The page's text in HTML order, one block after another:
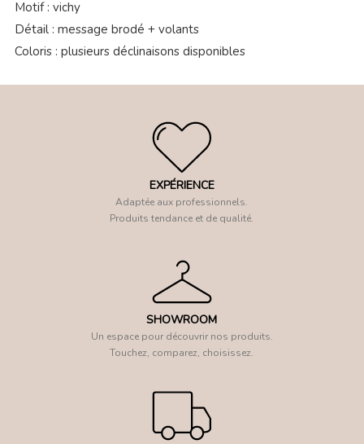
Motif : vichy
Détail : message brodé + volants
Coloris : plusieurs déclinaisons disponibles
EXPÉRIENCE
Adaptée aux professionnels.
Produits tendance et de qualité.
SHOWROOM
Un espace pour découvrir nos produits.
Touchez, comparez, choisissez.